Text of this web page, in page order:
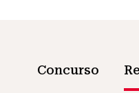
Concurso